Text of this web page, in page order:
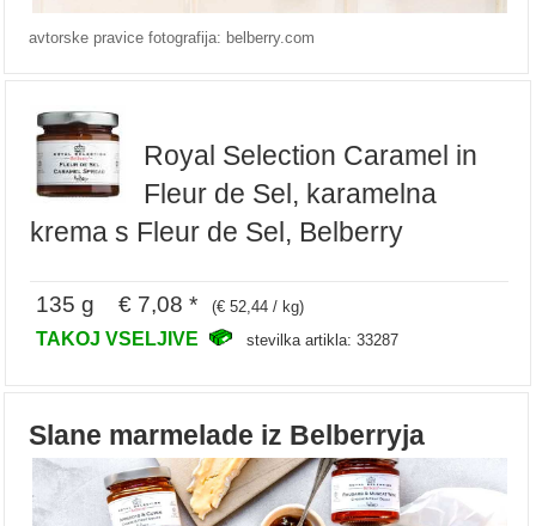
avtorske pravice fotografija: belberry.com
Royal Selection Caramel in
Fleur de Sel, karamelna
krema s Fleur de Sel, Belberry
135 g € 7,08 * (€ 52,44 / kg)
TAKOJ VSELJIVE stevilka artikla: 33287
Slane marmelade iz Belberryja